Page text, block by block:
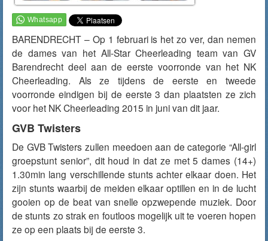
BARENDRECHT – Op 1 februari is het zo ver, dan nemen
de dames van het All-Star Cheerleading team van GV
Barendrecht deel aan de eerste voorronde van het NK
Cheerleading. Als ze tijdens de eerste en tweede
voorronde eindigen bij de eerste 3 dan plaatsten ze zich
voor het NK Cheerleading 2015 in juni van dit jaar.
GVB Twisters
De GVB Twisters zullen meedoen aan de categorie “All-girl
groepstunt senior”, dit houd in dat ze met 5 dames (14+)
1.30min lang verschillende stunts achter elkaar doen. Het
zijn stunts waarbij de meiden elkaar optillen en in de lucht
gooien op de beat van snelle opzwepende muziek. Door
de stunts zo strak en foutloos mogelijk uit te voeren hopen
ze op een plaats bij de eerste 3.